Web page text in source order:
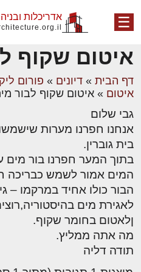
☰ אדריכלות
איטום שקוף
דף הבית » דיונים » פורום
איטום » איטום שקוף לבור
גבי שלום
אנחנו חפרנו מערות
בית גוברין.
המים אמור לשמש כבריכה
הבור כולו אחיד במרקמו –
לאגירת מים
ןלאטום בחומר שקוף.
מה אתה ממליץ.
תודה דליה